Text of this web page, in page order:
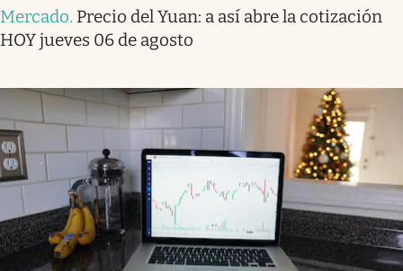
Mercado. Precio del Yuan: a así abre la cotización
HOY jueves 06 de agosto